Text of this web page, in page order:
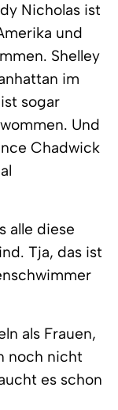
Nicholas ist
und
Shelley
im
sogar
Und
Chadwick
alle diese
Tja, das ist
als Frauen,
noch nicht
es schon